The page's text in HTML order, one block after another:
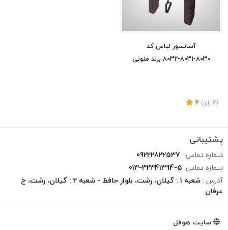
آسانسور لباس کد
۸۰۳۰-۸۰۳۱-۸۰۳۲ برند ملونی
تماس بگیرید
(4 رای)
4
پشتیبانی
شماره تماس : 09222822537
شماره تماس :013-32341394-5
آدرس :
شعبه 1 : گیلان، رشت، بلوار حافظ - شعبه 2 : گیلان، رشت، خ
عرفان
سایت هوفل